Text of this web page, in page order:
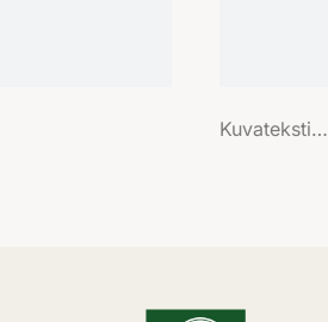
Kuvateksti…